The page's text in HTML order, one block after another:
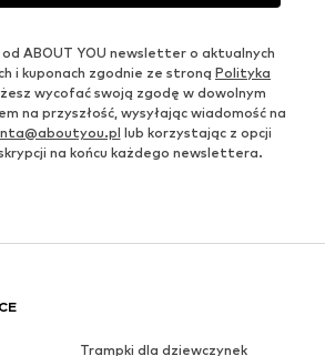
ABOUT YOU newsletter o aktualnych
i kuponach zgodnie ze stroną Polityka
wycofać swoją zgodę w dowolnym
na przyszłość, wysyłając wiadomość na
lub korzystając z opcji
na końcu każdego newslettera.
Trampki dla dziewczynek